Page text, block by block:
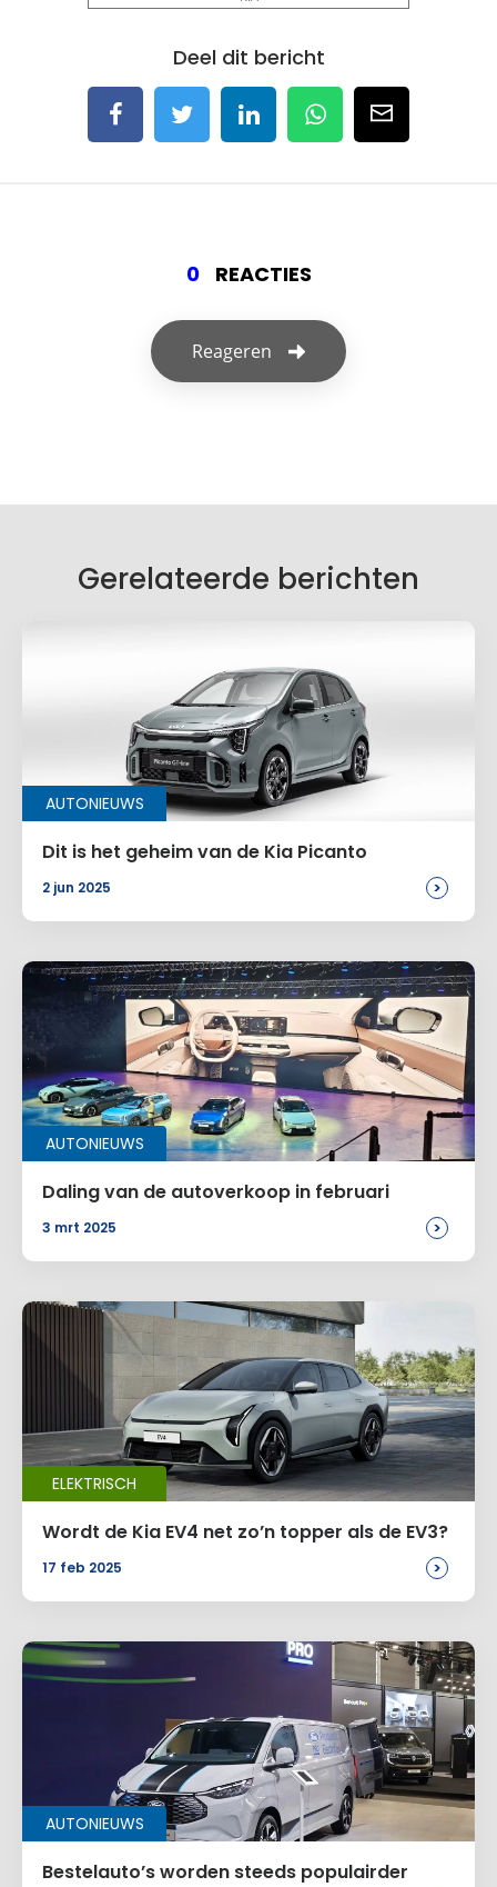
Deel dit bericht
0 REACTIES
Reageren
Je e-mailadres wordt niet gepubliceerd.
E-mail*
Voeg een reactie toe
Alternative:
Gerelateerde berichten
AUTONIEUWS
Dit is het geheim van de Kia Picanto
2 jun 2025 >
AUTONIEUWS
Daling van de autoverkoop in februari
3 mrt 2025 >
ELEKTRISCH
Wordt de Kia EV4 net zo’n topper als de EV3?
17 feb 2025 >
AUTONIEUWS
Bestelauto’s worden steeds populairder